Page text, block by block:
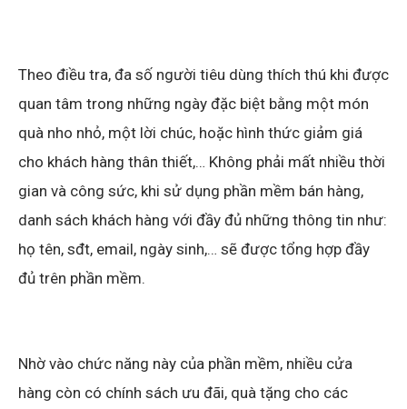
Theo điều tra, đa số người tiêu dùng thích thú khi được
quan tâm trong những ngày đặc biệt bằng một món
quà nho nhỏ, một lời chúc, hoặc hình thức giảm giá
cho khách hàng thân thiết,… Không phải mất nhiều thời
gian và công sức, khi sử dụng phần mềm bán hàng,
danh sách khách hàng với đầy đủ những thông tin như:
họ tên, sđt, email, ngày sinh,… sẽ được tổng hợp đầy
đủ trên phần mềm.
Nhờ vào chức năng này của phần mềm, nhiều cửa
hàng còn có chính sách ưu đãi, quà tặng cho các